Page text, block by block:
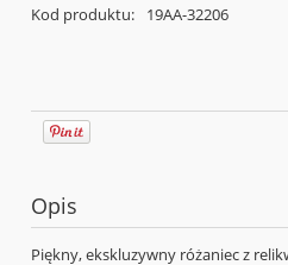
Kod produktu: 19AA-32206
Opis
Piękny, ekskluzywny różaniec z